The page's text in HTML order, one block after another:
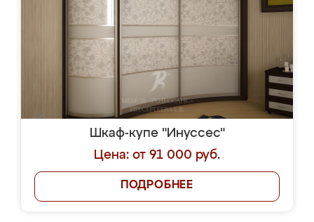
Шкаф-купе "Инуссес"
Цена: от 91 000 руб.
ПОДРОБНЕЕ